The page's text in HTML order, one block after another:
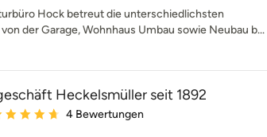
Hock betreut die unterschiedlichsten
der Garage, Wohnhaus Umbau sowie Neubau b...
Heckelsmüller seit 1892
Bewertung: 4.8 von 5 Sternen
4 Bewertungen